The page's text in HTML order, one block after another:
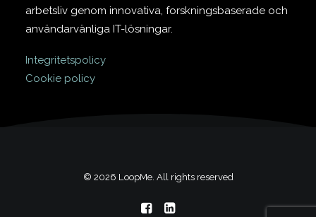
arbetsliv genom innovativa, forskningsbaserade och
användarvänliga IT-lösningar.
Integritetspolicy
Cookie policy
© 2026 LoopMe. All rights reserved